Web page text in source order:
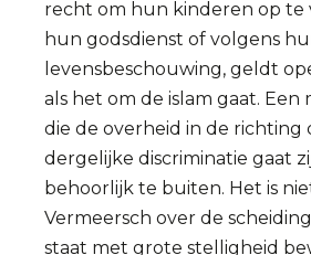
recht om hun kinderen op te
hun godsdienst of volgens
levensbeschouwing, geldt
als het om de islam gaat. Een
die de overheid in de richting
dergelijke discriminatie gaat
behoorlijk te buiten. Het is
Vermeersch over de
staat met grote stelligheid